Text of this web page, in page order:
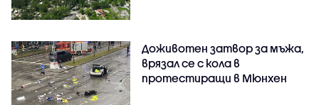
Доживотен затвор за мъжа,
врязал се с кола в
протестиращи в Мюнхен